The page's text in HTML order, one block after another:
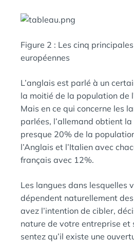
Figure 2 : Les cinq
européennes
L’anglais est parlé à un
la moitié de la population de
Mais en ce qui concerne les
parlées, l’allemand obtient
presque 20% de la
l’Anglais et l’Italien avec
français avec 12%.
Les langues dans lesquelles
dépendent naturellement
avez l’intention de cibler,
nature de votre entreprise et
sentez qu’il existe une